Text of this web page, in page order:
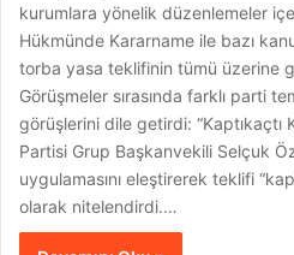
kurumlara yönelik düzenlemeler
Hükmünde Kararname ile bazı
torba yasa teklifinin tümü üzerine
Görüşmeler sırasında farklı parti
görüşlerini dile getirdi: “Kaptıkaçtı
Partisi Grup Başkanvekili Selçuk
uygulamasını eleştirerek teklifi
olarak nitelendirdi.…